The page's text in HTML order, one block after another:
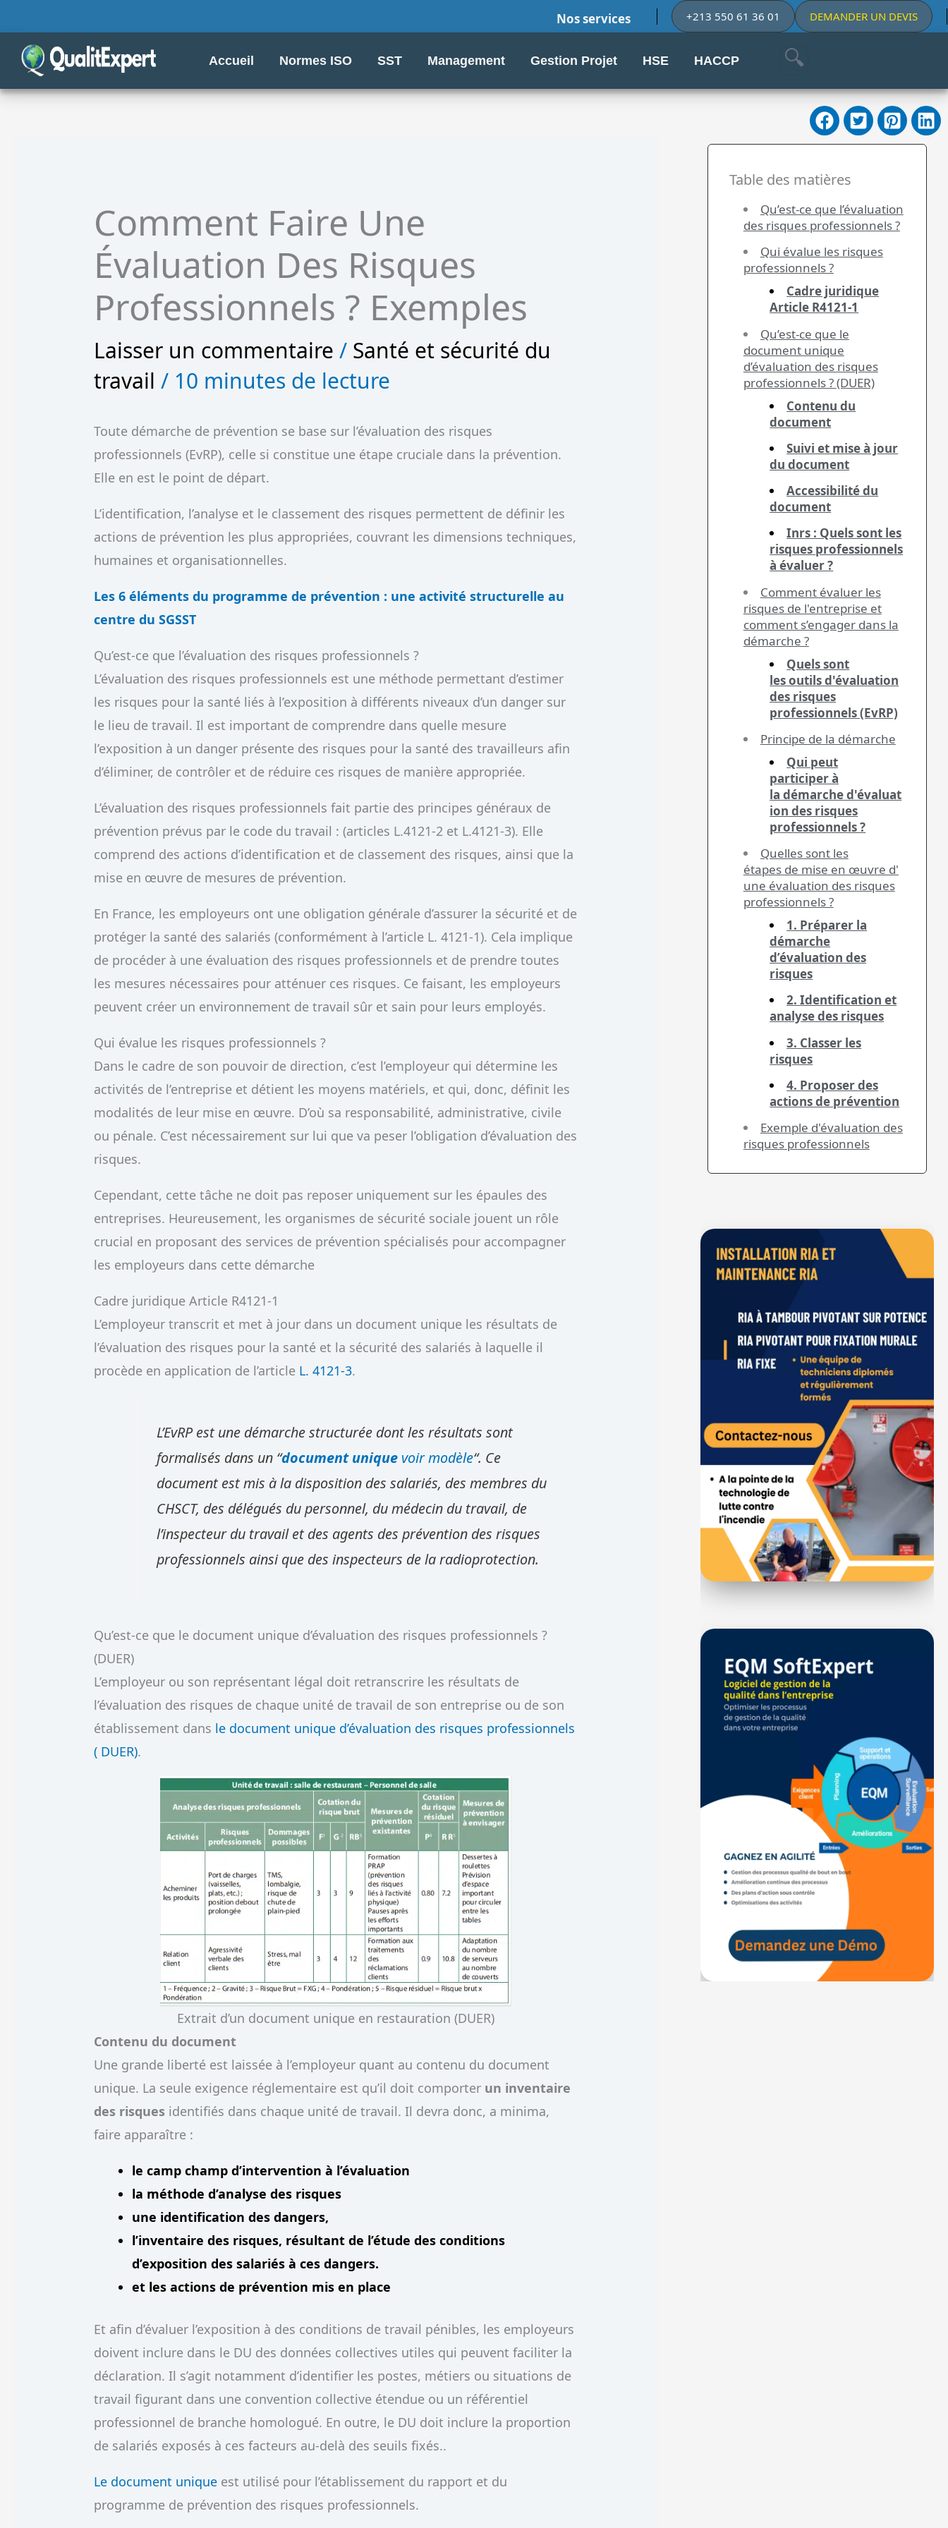
au
contenu
Nos services +213 550 61 36 01 DEMANDER UN DEVIS
Accueil Normes ISO SST Management Gestion Projet HSE HACCP
Comment Faire Une
Évaluation Des Risques
Professionnels ? Exemples
Laisser un commentaire / Santé et sécurité du
travail / 10 minutes de lecture
Toute démarche de prévention se base sur l’évaluation des risques
professionnels (EvRP), celle si constitue une étape cruciale dans la prévention.
Elle en est le point de départ.
L’identification, l’analyse et le classement des risques permettent de définir les
actions de prévention les plus appropriées, couvrant les dimensions techniques,
humaines et organisationnelles.
Les 6 éléments du programme de prévention : une activité structurelle au
centre du SGSST
Qu’est-ce que l’évaluation des risques professionnels ?
L’évaluation des risques professionnels est une méthode permettant d’estimer
les risques pour la santé liés à l’exposition à différents niveaux d’un danger sur
le lieu de travail. Il est important de comprendre dans quelle mesure
l’exposition à un danger présente des risques pour la santé des travailleurs afin
d’éliminer, de contrôler et de réduire ces risques de manière appropriée.
L’évaluation des risques professionnels fait partie des principes généraux de
prévention prévus par le code du travail : (articles L.4121-2 et L.4121-3). Elle
comprend des actions d’identification et de classement des risques, ainsi que la
mise en œuvre de mesures de prévention.
En France, les employeurs ont une obligation générale d’assurer la sécurité et de
protéger la santé des salariés (conformément à l’article L. 4121-1). Cela implique
de procéder à une évaluation des risques professionnels et de prendre toutes
les mesures nécessaires pour atténuer ces risques. Ce faisant, les employeurs
peuvent créer un environnement de travail sûr et sain pour leurs employés.
Qui évalue les risques professionnels ?
Dans le cadre de son pouvoir de direction, c’est l’employeur qui détermine les
activités de l’entreprise et détient les moyens matériels, et qui, donc, définit les
modalités de leur mise en œuvre. D’où sa responsabilité, administrative, civile
ou pénale. C’est nécessairement sur lui que va peser l’obligation d’évaluation des
risques.
Cependant, cette tâche ne doit pas reposer uniquement sur les épaules des
entreprises. Heureusement, les organismes de sécurité sociale jouent un rôle
crucial en proposant des services de prévention spécialisés pour accompagner
les employeurs dans cette démarche
Cadre juridique Article R4121-1
L’employeur transcrit et met à jour dans un document unique les résultats de
l’évaluation des risques pour la santé et la sécurité des salariés à laquelle il
procède en application de l’article L. 4121-3.
L’EvRP est une démarche structurée dont les résultats sont
formalisés dans un “document uniquevoir modèle“. Ce
document est mis à la disposition des salariés, des membres du
CHSCT, des délégués du personnel, du médecin du travail, de
l’inspecteur du travail et des agents des prévention des risques
professionnels ainsi que des inspecteurs de la radioprotection.
Qu’est-ce que le document unique d’évaluation des risques professionnels ?
(DUER)
L’employeur ou son représentant légal doit retranscrire les résultats de
l’évaluation des risques de chaque unité de travail de son entreprise ou de son
établissement dans le document unique d’évaluation des risques professionnels
( DUER).
Extrait d’un document unique en restauration (DUER)
Contenu du document
Une grande liberté est laissée à l’employeur quant au contenu du document
unique. La seule exigence réglementaire est qu’il doit comporter un inventaire
des risques identifiés dans chaque unité de travail. Il devra donc, a minima,
faire apparaître :
le camp champ d’intervention à l’évaluation
la méthode d’analyse des risques
une identification des dangers,
l’inventaire des risques, résultant de l’étude des conditions
d’exposition des salariés à ces dangers.
et les actions de prévention mis en place
Et afin d’évaluer l’exposition à des conditions de travail pénibles, les employeurs
doivent inclure dans le DU des données collectives utiles qui peuvent faciliter la
déclaration. Il s’agit notamment d’identifier les postes, métiers ou situations de
travail figurant dans une convention collective étendue ou un référentiel
professionnel de branche homologué. En outre, le DU doit inclure la proportion
de salariés exposés à ces facteurs au-delà des seuils fixés..
Le document unique est utilisé pour l’établissement du rapport et du
programme de prévention des risques professionnels.
Table des matières
Qu’est-ce que l’évaluation
des risques professionnels ?
Qui évalue les risques
professionnels ?
Cadre juridique
Article R4121-1
Qu’est-ce que le
document unique
d’évaluation des risques
professionnels ? (DUER)
Contenu du
document
Suivi et mise à jour
du document
Accessibilité du
document
Inrs : Quels sont les
risques professionnels
à évaluer ?
Comment évaluer les
risques de l'entreprise et
comment s’engager dans la
démarche ?
Quels sont
les outils d'évaluation
des risques
professionnels (EvRP)
Principe de la démarche
Qui peut
participer à
la démarche d'évaluat
ion des risques
professionnels ?
Quelles sont les
étapes de mise en œuvre d'
une évaluation des risques
professionnels ?
1. Préparer la
démarche
d’évaluation des
risques
2. Identification et
analyse des risques
3. Classer les
risques
4. Proposer des
actions de prévention
Exemple d'évaluation des
risques professionnels